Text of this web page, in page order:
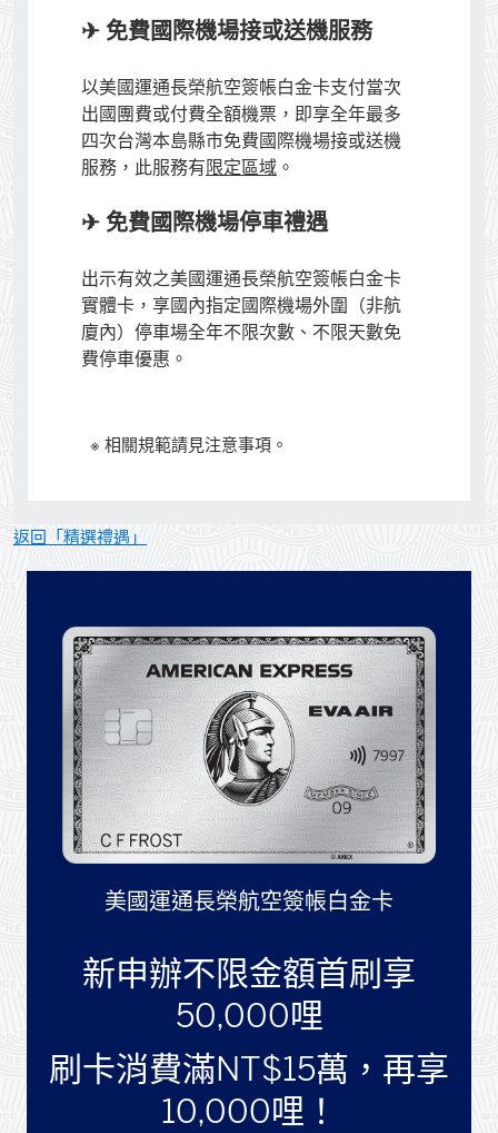
✈ 免費國際機場接或送機服務
以美國運通長榮航空簽帳白金卡支付當次
出國團費或付費全額機票，即享全年最多
四次台灣本島縣市免費國際機場接或送機
服務，此服務有限定區域 。
✈ 免費國際機場停車禮遇
出示有效之美國運通長榮航空簽帳白金卡
實體卡，享國內指定國際機場外圍（非航
廈內）停車場全年不限次數、不限天數免
費停車優惠。
※ 相關規範請見注意事項。
返回「精選禮遇」
美國運通長榮航空簽帳白金卡
新申辦不限金額首刷享
50,000哩
刷卡消費滿NT$15萬，再享
10,000哩！